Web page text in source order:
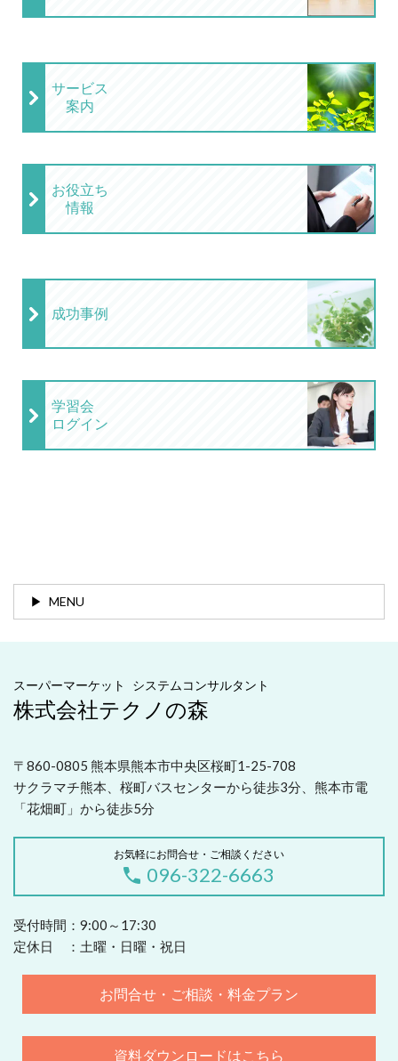
サービス
案内
お役立ち
情報
成功事例
学習会
ログイン
MENU
スーパーマーケット システムコンサルタント
株式会社テクノの森
〒860-0805 熊本県熊本市中央区桜町1-25-708
サクラマチ熊本、桜町バスセンターから徒歩3分、熊本市電
「花畑町」から徒歩5分
お気軽にお問合せ・ご相談ください
096-322-6663
受付時間：9:00～17:30
定休日 ：土曜・日曜・祝日
お問合せ・ご相談・料金プラン
資料ダウンロードはこちら